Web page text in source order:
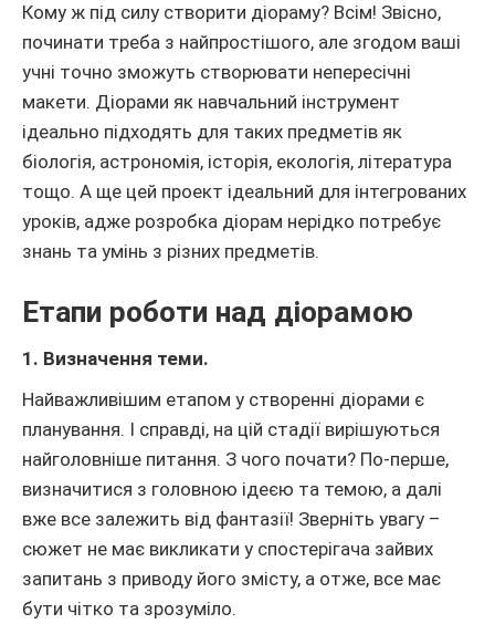
Кому ж під силу створити діораму? Всім! Звісно,
починати треба з найпростішого, але згодом ваші
учні точно зможуть створювати непересічні
макети. Діорами як навчальний інструмент
ідеально підходять для таких предметів як
біологія, астрономія, історія, екологія, література
тощо. А ще цей проект ідеальний для інтегрованих
уроків, адже розробка діорам нерідко потребує
знань та умінь з різних предметів.
Етапи роботи над діорамою
1. Визначення теми.
Найважливішим етапом у створенні діорами є
планування. І справді, на цій стадії вирішуються
найголовніше питання. З чого почати? По-перше,
визначитися з головною ідеєю та темою, а далі
вже все залежить від фантазії! Зверніть увагу –
сюжет не має викликати у спостерігача зайвих
запитань з приводу його змісту, а отже, все має
бути чітко та зрозуміло.